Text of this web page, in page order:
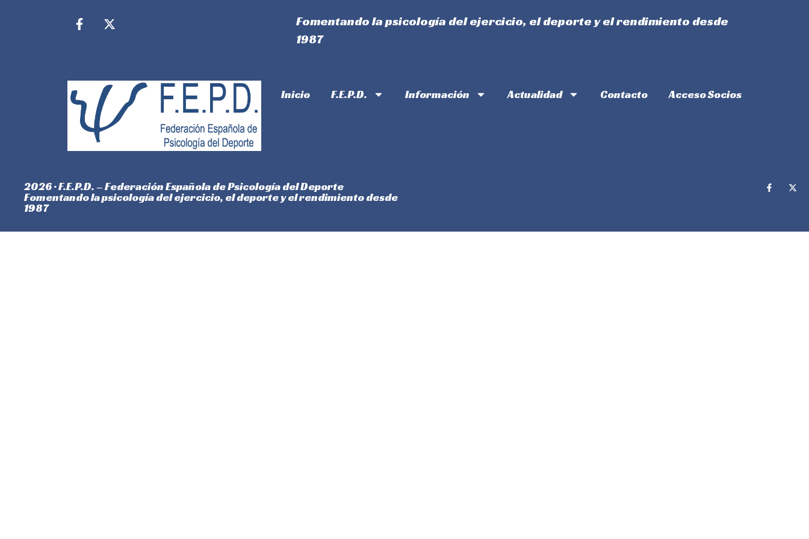
Fomentando la psicología del ejercicio, el deporte y el rendimiento desde
1987
Inicio F.E.P.D. Información Actualidad Contacto Acceso Socios
2026 · F.E.P.D. – Federación Española de Psicología del Deporte
Fomentando la psicología del ejercicio, el deporte y el rendimiento desde
1987